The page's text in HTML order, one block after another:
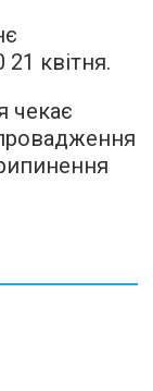
квітня.
чекає